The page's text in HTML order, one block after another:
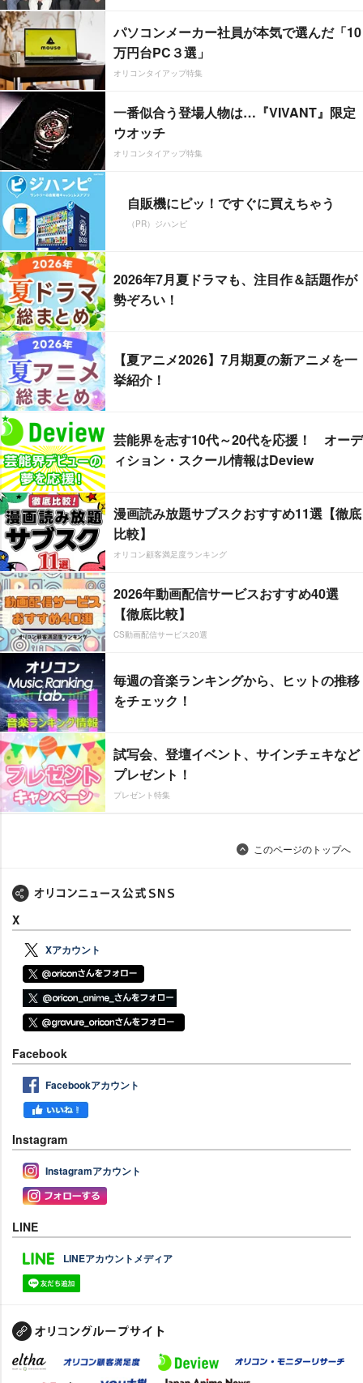
パソコンメーカー社員が本気で選んだ「10
万円台PC３選」
オリコンタイアップ特集
一番似合う登場人物は…『VIVANT』限定
ウオッチ
オリコンタイアップ特集
自販機にピッ！ですぐに買えちゃう
（PR）ジハンピ
2026年7月夏ドラマも、注目作＆話題作が
勢ぞろい！
【夏アニメ2026】7月期夏の新アニメを一
挙紹介！
芸能界を志す10代～20代を応援！ オーデ
ィション・スクール情報はDeview
漫画読み放題サブスクおすすめ11選【徹底
比較】
オリコン顧客満足度ランキング
2026年動画配信サービスおすすめ40選
【徹底比較】
CS動画配信サービス20選
毎週の音楽ランキングから、ヒットの推移
をチェック！
試写会、登壇イベント、サインチェキなど
プレゼント！
プレゼント特集
このページのトップへ
X
Xアカウント
Facebook
Facebookアカウント
Instagram
Instagramアカウント
LINE
LINEアカウントメディア